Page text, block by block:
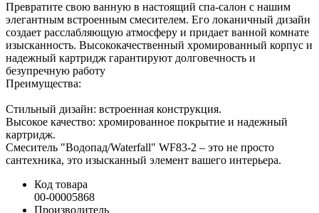
Превратите свою ванную в настоящий спа-салон с нашим
элегантным встроенным смесителем. Его локаничный дизайн
создает расслабляющую атмосферу и придает ванной комнате
изысканность. Высококачественный хромированный корпус и
надежный картридж гарантируют долговечность и
безупречную работу
Преимущества:
Стильный дизайн: встроенная конструкция.
Высокое качество: хромированное покрытие и надежный
картридж.
Смеситель "Водопад/Waterfall" WF83-2 – это не просто
сантехника, это изысканный элемент вашего интерьера.
Код товара
00-00005868
Производитель